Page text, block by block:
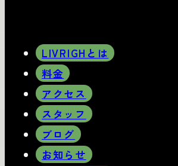
LIVRIGHとは
料金
アクセス
スタッフ
ブログ
お知らせ